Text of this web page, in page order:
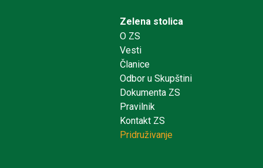
Zelena stolica
O ZS
Vesti
Članice
Odbor u Skupštini
Dokumenta ZS
Pravilnik
Kontakt ZS
Pridruživanje